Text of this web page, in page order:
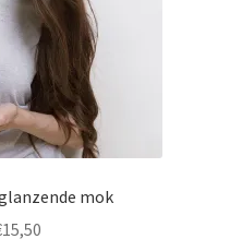
mok
15,50